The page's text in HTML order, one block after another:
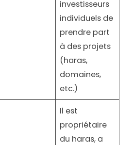
investisseurs
individuels de
prendre part
à des projets
(haras,
domaines,
etc.)
Il est
propriétaire
du haras, a